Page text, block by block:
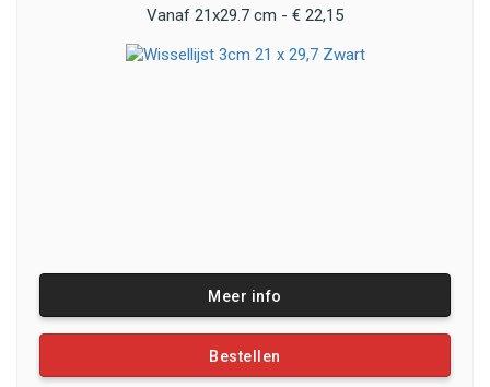
Vanaf 21x29.7 cm - € 22,15
Meer info
Bestellen